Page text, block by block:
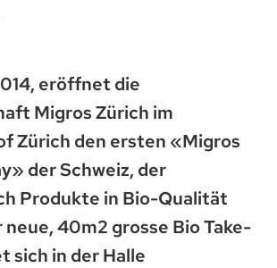
eröffnet die
Migros Zürich im
Zürich den ersten «Migros
der Schweiz, der
Produkte in Bio-Qualität
40m2 grosse Bio Take-
sich in der Halle